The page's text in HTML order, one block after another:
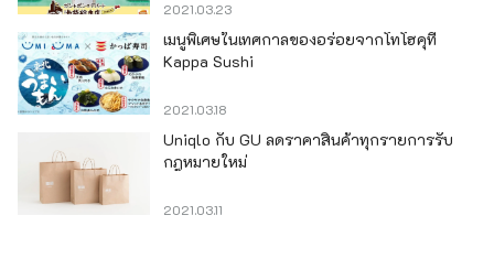
2021.03.23
เมนูพิเศษในเทศกาลของอร่อยจากโทโฮคุที่
Kappa Sushi
2021.03.18
Uniqlo กับ GU ลดราคาสินค้าทุกรายการรับ
กฎหมายใหม่
2021.03.11